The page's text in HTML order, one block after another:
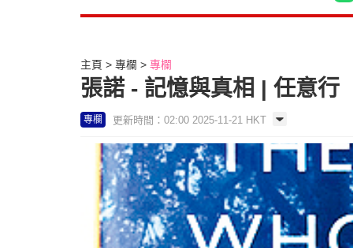
主頁 專欄 專欄
張諾 - 記憶與真相 | 任意行
專欄 更新時間：02:00 2025-11-21 HKT